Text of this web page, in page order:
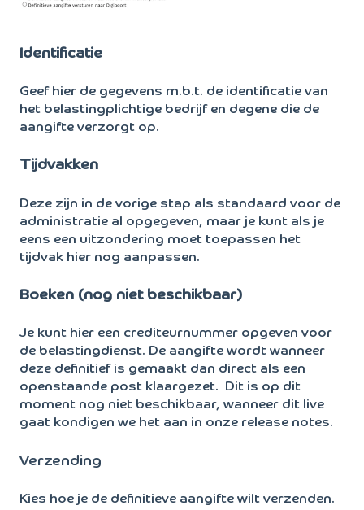
Identificatie
Geef hier de gegevens m.b.t. de identificatie van
het belastingplichtige bedrijf en degene die de
aangifte verzorgt op.
Tijdvakken
Deze zijn in de vorige stap als standaard voor de
administratie al opgegeven, maar je kunt als je
eens een uitzondering moet toepassen het
tijdvak hier nog aanpassen.
Boeken (nog niet beschikbaar)
Je kunt hier een crediteurnummer opgeven voor
de belastingdienst. De aangifte wordt wanneer
deze definitief is gemaakt dan direct als een
openstaande post klaargezet. Dit is op dit
moment nog niet beschikbaar, wanneer dit live
gaat kondigen we het aan in onze release notes.
Verzending
Kies hoe je de definitieve aangifte wilt verzenden.